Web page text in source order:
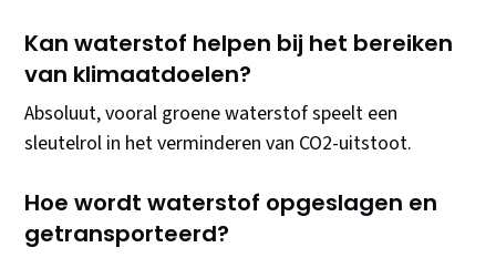
Kan waterstof helpen bij het bereiken
van klimaatdoelen?
Absoluut, vooral groene waterstof speelt een
sleutelrol in het verminderen van CO2-uitstoot.
Hoe wordt waterstof opgeslagen en
getransporteerd?